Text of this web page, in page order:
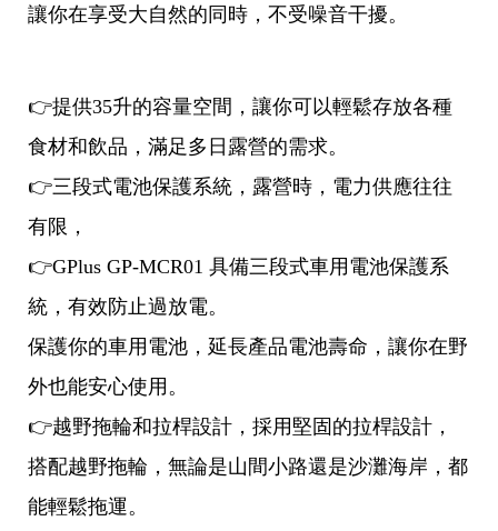
讓你在享受大自然的同時，不受噪音干擾。
👉提供35升的容量空間，讓你可以輕鬆存放各種
食材和飲品，滿足多日露營的需求。
👉三段式電池保護系統，露營時，電力供應往往
有限，
👉GPlus GP-MCR01 具備三段式車用電池保護系
統，有效防止過放電。
保護你的車用電池，延長產品電池壽命，讓你在野
外也能安心使用。
👉越野拖輪和拉桿設計，採用堅固的拉桿設計，
搭配越野拖輪，無論是山間小路還是沙灘海岸，都
能輕鬆拖運。